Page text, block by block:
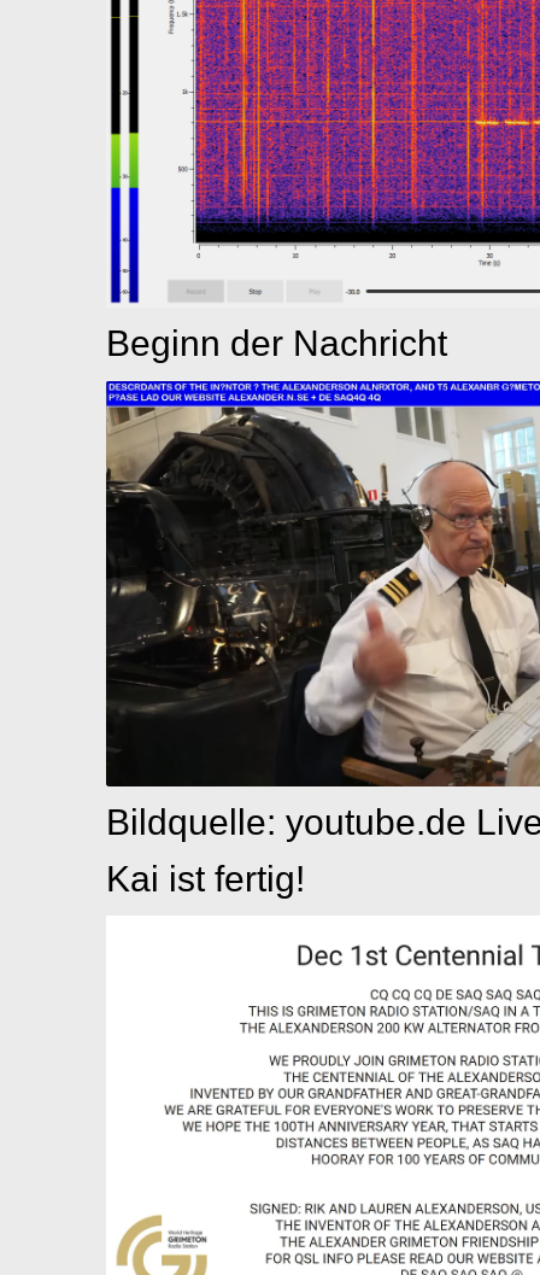
Beginn der Nachricht
Bildquelle: youtube.de
Kai ist fertig!